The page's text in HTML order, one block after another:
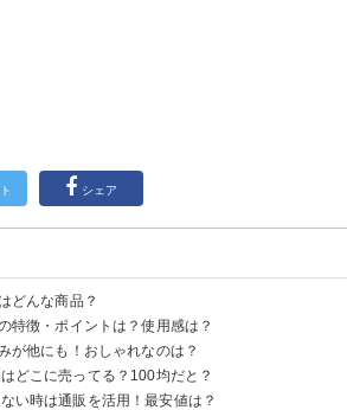
シェア
どんな商品？
概要
値段・材質
どこに売ってる？売り場は？
特徴・ポイントは？使用感は？
が他にも！おしゃれなのは？
)
円)
み(税込110円)
どこに売ってる？100均だと？
ってる場所・販売店一覧
湯のみ ネコメイカン(税込み799円)
司湯呑 魚文字(税込み330円)
美濃焼 湯呑 白(税込み110円)
い時は通販を活用！最安値は？